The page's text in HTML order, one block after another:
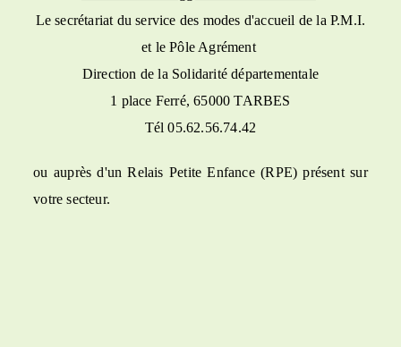
Le secrétariat du service des modes d'accueil de la P.M.I.
et le Pôle Agrément
Direction de la Solidarité départementale
1 place Ferré, 65000 TARBES
Tél 05.62.56.74.42
ou auprès d'un Relais Petite Enfance (RPE) présent sur
votre secteur.